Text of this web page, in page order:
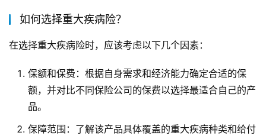
如何选择重大疾病险？
在选择重大疾病险时，应该考虑以下几个因素：
保额和保费：根据自身需求和经济能力确定合适的保
额，并对比不同保险公司的保费以选择最适合自己的产
品。
保障范围：了解该产品具体覆盖的重大疾病种类和给付